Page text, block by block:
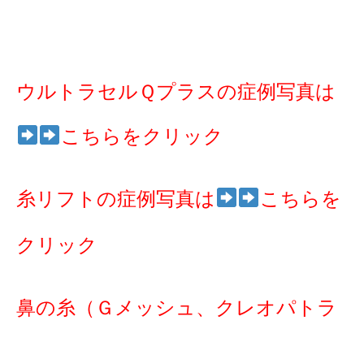
ウルトラセルＱプラスの症例写真は
こちらをクリック
糸リフトの症例写真は こちらを
クリック
鼻の糸（Ｇメッシュ、クレオパトラ